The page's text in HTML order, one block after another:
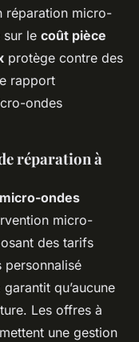
réparation micro-
sur le coût pièce
protège contre des
rapport
ondes
réparation à
ondes
micro-
des tarifs
personnalisé
qu’aucune
Les offres à
une gestion